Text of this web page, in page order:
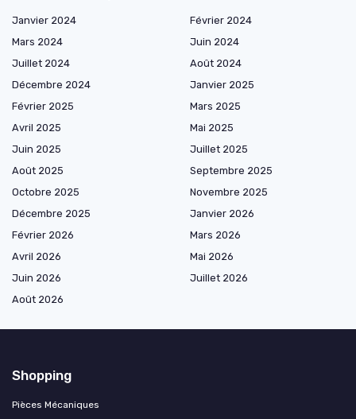
Janvier 2024
Février 2024
Mars 2024
Juin 2024
Juillet 2024
Août 2024
Décembre 2024
Janvier 2025
Février 2025
Mars 2025
Avril 2025
Mai 2025
Juin 2025
Juillet 2025
Août 2025
Septembre 2025
Octobre 2025
Novembre 2025
Décembre 2025
Janvier 2026
Février 2026
Mars 2026
Avril 2026
Mai 2026
Juin 2026
Juillet 2026
Août 2026
Shopping
Pièces Mécaniques